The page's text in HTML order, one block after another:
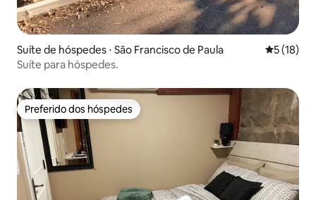
Suíte de hóspedes ⋅ São Francisco de Paula 5 de uma
5 (18)
Suíte para hóspedes.
Preferido dos hóspedes
Preferido dos hóspedes